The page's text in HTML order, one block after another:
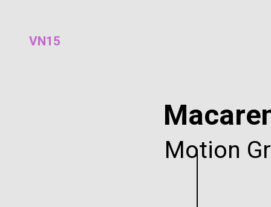
VN15
Motion